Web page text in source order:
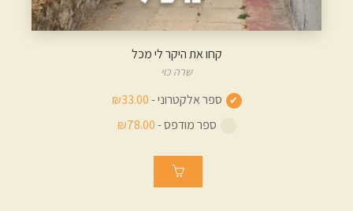
קחו את היקר לי מכל
שרה כוי
ספר אלקטרוני -₪33.00
ספר מודפס -₪78.00